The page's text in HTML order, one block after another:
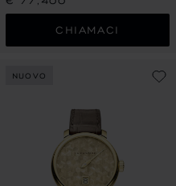
CHIAMACI
NUOVO